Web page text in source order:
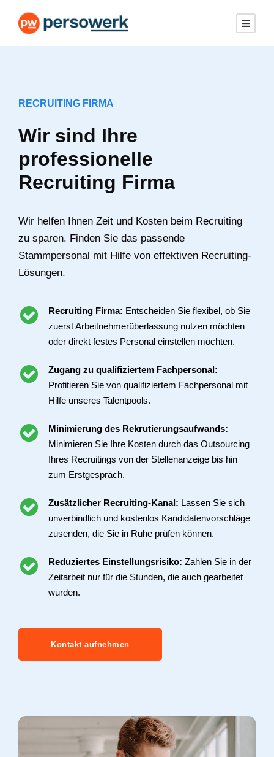
RECRUITING FIRMA
Wir sind Ihre
professionelle
Recruiting Firma
Wir helfen Ihnen Zeit und Kosten beim Recruiting
zu sparen. Finden Sie das passende
Stammpersonal mit Hilfe von effektiven Recruiting-
Lösungen.
Recruiting Firma: Entscheiden Sie flexibel, ob Sie
zuerst Arbeitnehmerüberlassung nutzen möchten
oder direkt festes Personal einstellen möchten.
Zugang zu qualifiziertem Fachpersonal:
Profitieren Sie von qualifiziertem Fachpersonal mit
Hilfe unseres Talentpools.
Minimierung des Rekrutierungsaufwands:
Minimieren Sie Ihre Kosten durch das Outsourcing
Ihres Recruitings von der Stellenanzeige bis hin
zum Erstgespräch.
Zusätzlicher Recruiting-Kanal: Lassen Sie sich
unverbindlich und kostenlos Kandidatenvorschläge
zusenden, die Sie in Ruhe prüfen können.
Reduziertes Einstellungsrisiko: Zahlen Sie in der
Zeitarbeit nur für die Stunden, die auch gearbeitet
wurden.
Kontakt aufnehmen